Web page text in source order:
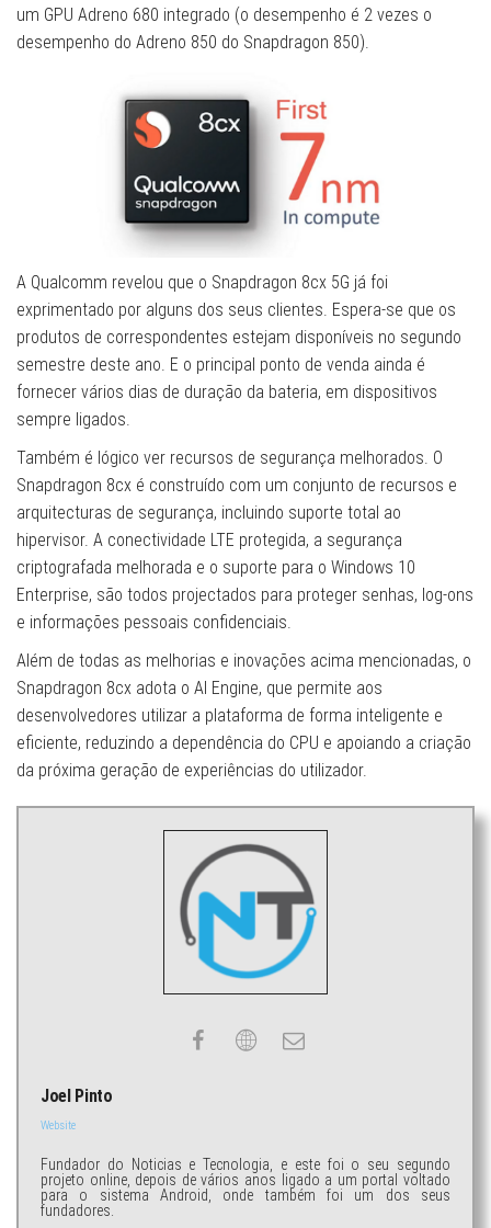
um GPU Adreno 680 integrado (o desempenho é 2 vezes o
desempenho do Adreno 850 do Snapdragon 850).
A Qualcomm revelou que o Snapdragon 8cx 5G já foi
exprimentado por alguns dos seus clientes. Espera-se que os
produtos de correspondentes estejam disponíveis no segundo
semestre deste ano. E o principal ponto de venda ainda é
fornecer vários dias de duração da bateria, em dispositivos
sempre ligados.
Também é lógico ver recursos de segurança melhorados. O
Snapdragon 8cx é construído com um conjunto de recursos e
arquitecturas de segurança, incluindo suporte total ao
hipervisor. A conectividade LTE protegida, a segurança
criptografada melhorada e o suporte para o Windows 10
Enterprise, são todos projectados para proteger senhas, log-ons
e informações pessoais confidenciais.
Além de todas as melhorias e inovações acima mencionadas, o
Snapdragon 8cx adota o AI Engine, que permite aos
desenvolvedores utilizar a plataforma de forma inteligente e
eficiente, reduzindo a dependência do CPU e apoiando a criação
da próxima geração de experiências do utilizador.
Joel Pinto
Website
Fundador do Noticias e Tecnologia, e este foi o seu segundo
projeto online, depois de vários anos ligado a um portal voltado
para o sistema Android, onde também foi um dos seus
fundadores.